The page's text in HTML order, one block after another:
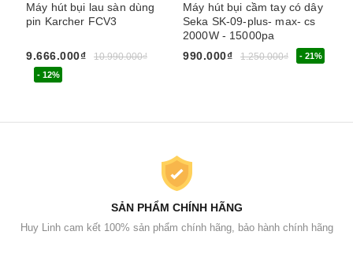
Máy hút bụi lau sàn dùng
pin Karcher FCV3
9.666.000₫ 10.990.000₫
- 12%
Máy hút bụi cầm tay có dây
Seka SK-09-plus- max- cs
2000W - 15000pa
990.000₫
1.250.000₫ - 21%
SẢN PHẨM CHÍNH HÃNG
Huy Linh cam kết 100% sản phẩm chính hãng, bảo hành chính hãng